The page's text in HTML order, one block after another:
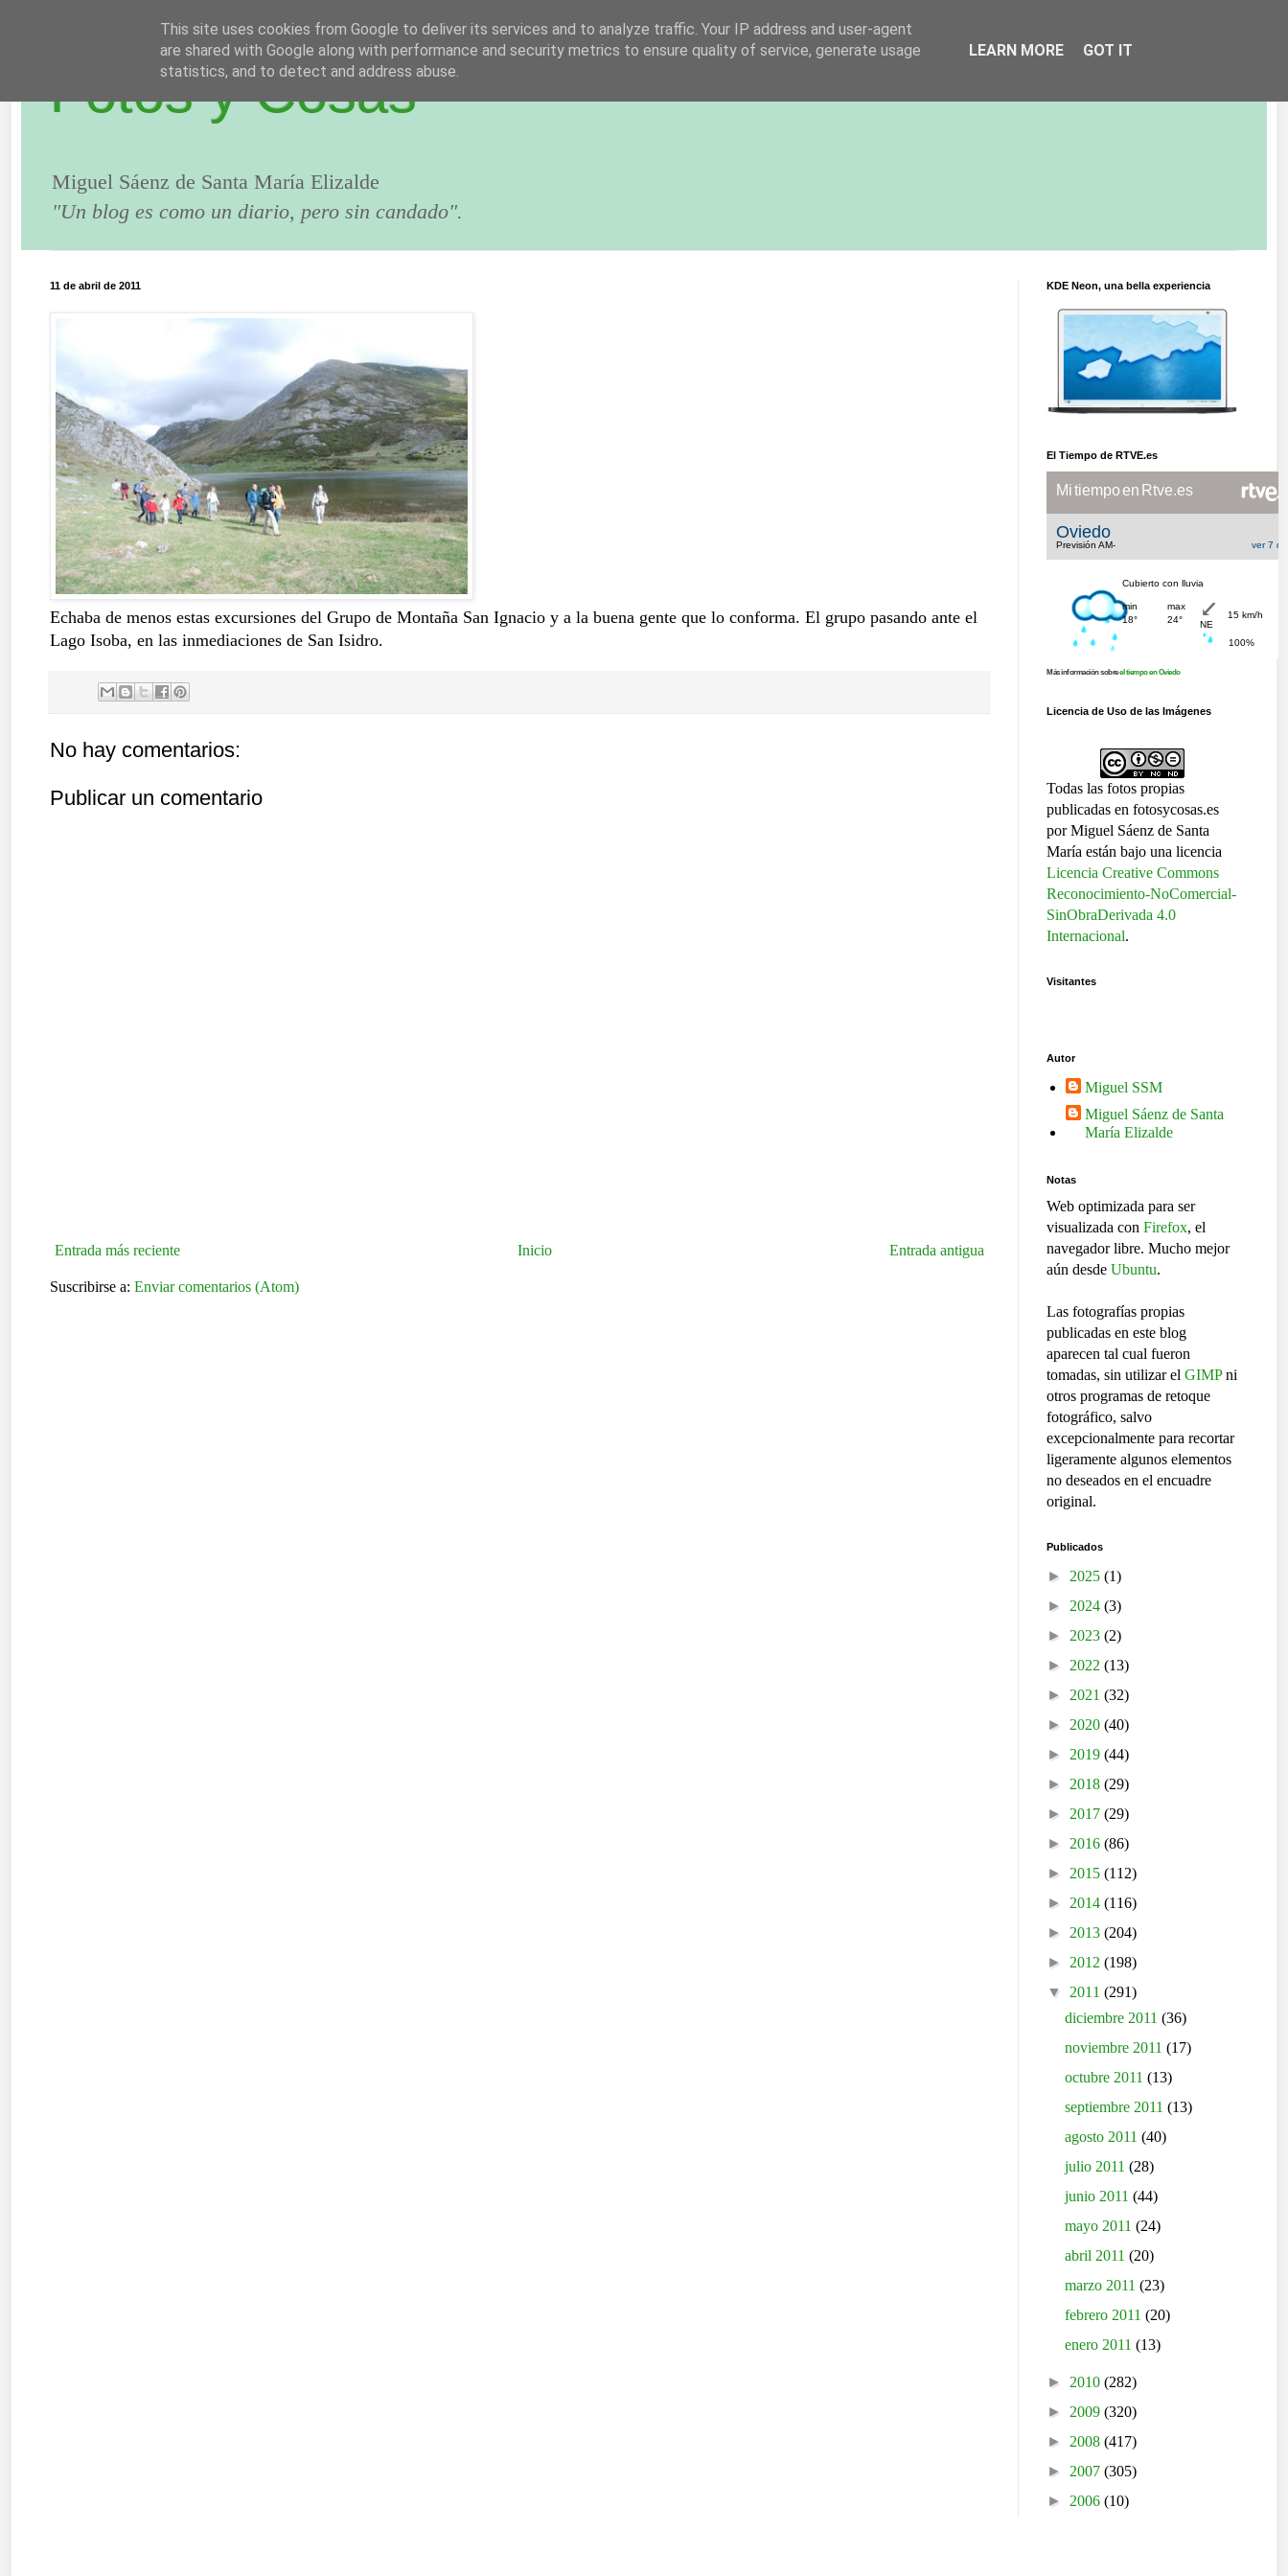
Fotos y Cosas
Miguel Sáenz de Santa María Elizalde
"Un blog es como un diario, pero sin candado".
11 de abril de 2011
Echaba de menos estas excursiones del Grupo de Montaña San Ignacio y a la buena gente que lo conforma. El grupo pasando ante el
Lago Isoba, en las inmediaciones de San Isidro.
No hay comentarios:
Publicar un comentario
Entrada más reciente Entrada antigua
Inicio
Suscribirse a: Enviar comentarios (Atom)
KDE Neon, una bella experiencia
El Tiempo de RTVE.es
Más información sobreel tiempo en Oviedo
Licencia de Uso de las Imágenes
Todas las fotos propias
publicadas en fotosycosas.es
por Miguel Sáenz de Santa
María están bajo una licencia
Licencia Creative Commons
Reconocimiento-NoComercial-
SinObraDerivada 4.0
Internacional.
Visitantes
Autor
Miguel SSM
Miguel Sáenz de Santa
María Elizalde
Notas
Web optimizada para ser
visualizada con Firefox, el
navegador libre. Mucho mejor
aún desde Ubuntu.
Las fotografías propias
publicadas en este blog
aparecen tal cual fueron
tomadas, sin utilizar el GIMPni
otros programas de retoque
fotográfico, salvo
excepcionalmente para recortar
ligeramente algunos elementos
no deseados en el encuadre
original.
Publicados
► 2025 (1)
► 2024 (3)
► 2023 (2)
► 2022 (13)
► 2021 (32)
► 2020 (40)
► 2019 (44)
► 2018 (29)
► 2017 (29)
► 2016 (86)
► 2015 (112)
► 2014 (116)
► 2013 (204)
► 2012 (198)
▼ 2011 (291)
diciembre 2011(36)
noviembre 2011(17)
octubre 2011(13)
septiembre 2011(13)
agosto 2011(40)
julio 2011(28)
junio 2011(44)
mayo 2011(24)
abril 2011(20)
marzo 2011(23)
febrero 2011(20)
enero 2011(13)
► 2010 (282)
► 2009 (320)
► 2008 (417)
► 2007 (305)
► 2006 (10)
This site uses cookies from Google to deliver its services and to analyze traffic. Your IP address and user-agent
are shared with Google along with performance and security metrics to ensure quality of service, generate usage
statistics, and to detect and address abuse.
LEARN MORE GOT IT